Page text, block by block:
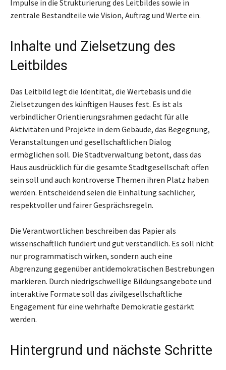
Impulse in die Strukturierung des Leitbildes sowie in
zentrale Bestandteile wie Vision, Auftrag und Werte ein.
Inhalte und Zielsetzung des
Leitbildes
Das Leitbild legt die Identität, die Wertebasis und die
Zielsetzungen des künftigen Hauses fest. Es ist als
verbindlicher Orientierungsrahmen gedacht für alle
Aktivitäten und Projekte in dem Gebäude, das Begegnung,
Veranstaltungen und gesellschaftlichen Dialog
ermöglichen soll. Die Stadtverwaltung betont, dass das
Haus ausdrücklich für die gesamte Stadtgesellschaft offen
sein soll und auch kontroverse Themen ihren Platz haben
werden. Entscheidend seien die Einhaltung sachlicher,
respektvoller und fairer Gesprächsregeln.
Die Verantwortlichen beschreiben das Papier als
wissenschaftlich fundiert und gut verständlich. Es soll nicht
nur programmatisch wirken, sondern auch eine
Abgrenzung gegenüber antidemokratischen Bestrebungen
markieren. Durch niedrigschwellige Bildungsangebote und
interaktive Formate soll das zivilgesellschaftliche
Engagement für eine wehrhafte Demokratie gestärkt
werden.
Hintergrund und nächste Schritte